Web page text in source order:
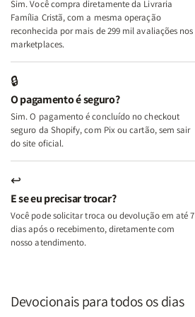
+
A
Mulher
Lar
+
A
Lar
Sim. Você compra diretamente da Livraria
Família Cristã, com a mesma operação
reconhecida por mais de 299 mil avaliações nos
marketplaces.
🔒
O pagamento é seguro?
Sim. O pagamento é concluído no checkout
seguro da Shopify, com Pix ou cartão, sem sair
do site oficial.
↩
E se eu precisar trocar?
Você pode solicitar troca ou devolução em até 7
dias após o recebimento, diretamente com
nosso atendimento.
Devocionais para todos os dias